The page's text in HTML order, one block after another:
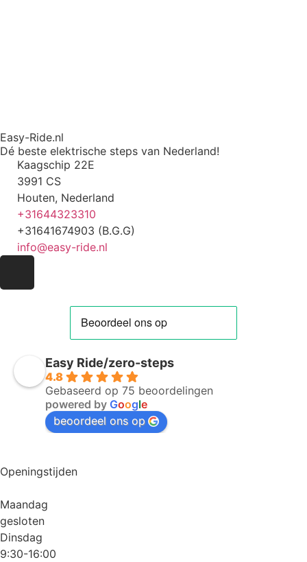
Easy-Ride.nl
Dé beste elektrische steps van Nederland!
Kaagschip 22E
3991 CS
Houten, Nederland
+31644323310
+31641674903 (B.G.G)
info@easy-ride.nl
Easy Ride/zero-steps
4.8
Gebaseerd op 75 beoordelingen
powered by Google
beoordeel ons op
Openingstijden
Maandag
gesloten
Dinsdag
9:30-16:00